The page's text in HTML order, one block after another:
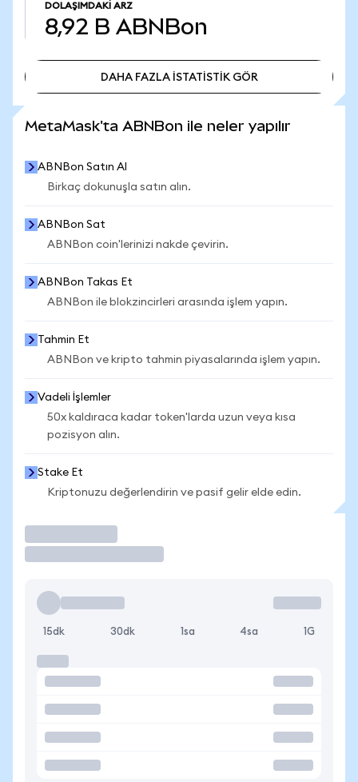
DOLAŞIMDAKI ARZ
8,92 B ABNBon
DAHA FAZLA İSTATİSTİK GÖR
MetaMask'ta ABNBon ile neler yapılır
ABNBon Satın Al
Birkaç dokunuşla satın alın.
ABNBon Sat
ABNBon coin'lerinizi nakde çevirin.
ABNBon Takas Et
ABNBon ile blokzincirleri arasında işlem yapın.
Tahmin Et
ABNBon ve kripto tahmin piyasalarında işlem yapın.
Vadeli İşlemler
50x kaldıraca kadar token'larda uzun veya kısa
pozisyon alın.
Stake Et
Kriptonuzu değerlendirin ve pasif gelir elde edin.
15dk 30dk 1sa 4sa 1G